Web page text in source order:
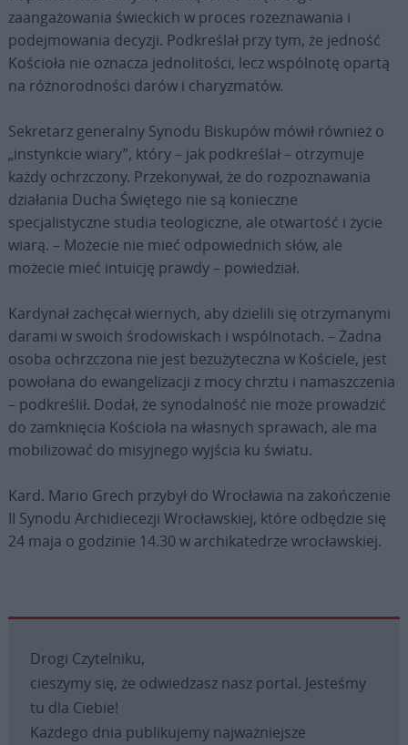
zaangażowania świeckich w proces rozeznawania i
podejmowania decyzji. Podkreślał przy tym, że jedność
Kościoła nie oznacza jednolitości, lecz wspólnotę opartą
na różnorodności darów i charyzmatów.
Sekretarz generalny Synodu Biskupów mówił również o
„instynkcie wiary”, który – jak podkreślał – otrzymuje
każdy ochrzczony. Przekonywał, że do rozpoznawania
działania Ducha Świętego nie są konieczne
specjalistyczne studia teologiczne, ale otwartość i życie
wiarą. – Możecie nie mieć odpowiednich słów, ale
możecie mieć intuicję prawdy – powiedział.
Kardynał zachęcał wiernych, aby dzielili się otrzymanymi
darami w swoich środowiskach i wspólnotach. – Żadna
osoba ochrzczona nie jest bezużyteczna w Kościele, jest
powołana do ewangelizacji z mocy chrztu i namaszczenia
– podkreślił. Dodał, że synodalność nie może prowadzić
do zamknięcia Kościoła na własnych sprawach, ale ma
mobilizować do misyjnego wyjścia ku światu.
Kard. Mario Grech przybył do Wrocławia na zakończenie
II Synodu Archidiecezji Wrocławskiej, które odbędzie się
24 maja o godzinie 14.30 w archikatedrze wrocławskiej.
Drogi Czytelniku,
cieszymy się, że odwiedzasz nasz portal. Jesteśmy
tu dla Ciebie!
Każdego dnia publikujemy najważniejsze